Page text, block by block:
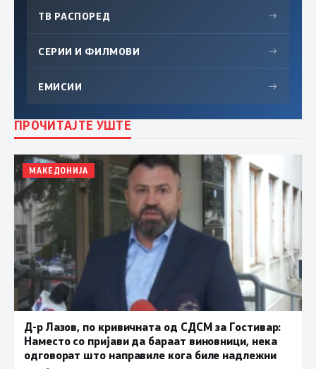
ТВ РАСПОРЕД →
СЕРИИ И ФИЛМОВИ →
ЕМИСИИ →
ПРОЧИТАЈТЕ УШТЕ
МАКЕДОНИЈА
Д-р Лазов, по кривичната од СДСМ за Гостивар:
Наместо со пријави да бараат виновници, нека
одговорат што направиле кога биле надлежни